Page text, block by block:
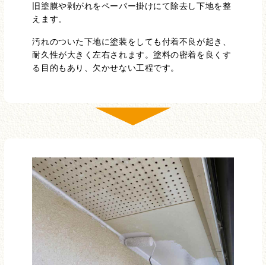
旧塗膜や剥がれをペーパー掛けにて除去し下地を整
えます。
汚れのついた下地に塗装をしても付着不良が起き、
耐久性が大きく左右されます。塗料の密着を良くす
る目的もあり、欠かせない工程です。